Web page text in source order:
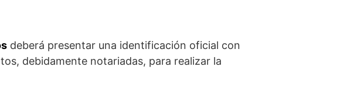
deberá presentar una identificación oficial con
debidamente notariadas, para realizar la